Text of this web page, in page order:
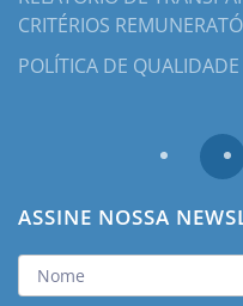
CRITÉRIOS
POLÍTICA DE
ASSINE NOSSA